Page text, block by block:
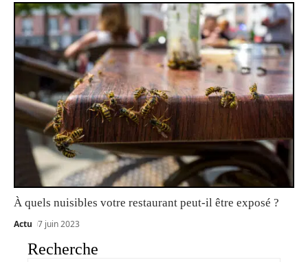
À quels nuisibles votre restaurant peut-il être exposé ?
Actu 7 juin 2023
Recherche